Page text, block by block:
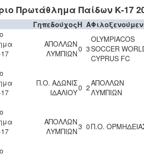
Πρωτάθλημα Παίδων Κ-17
ΓηπεδούχοςH A
ΑΠΟΛΛΩΝ
ΛΥΜΠΙΩΝ0 3
OLYMPIACOS
SOCCER
CYPRUS FC
Π.Ο. ΑΔΩΝΙΣ
ΙΔΑΛΙΟΥ0 2ΑΠΟΛΛΩΝ
ΛΥΜΠΙΩΝ
ΑΠΟΛΛΩΝ
ΛΥΜΠΙΩΝ3 0Π.Ο.